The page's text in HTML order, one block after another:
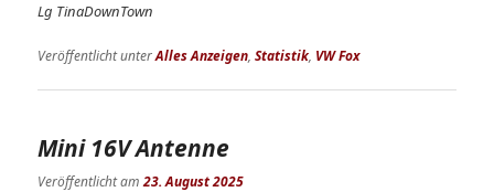
Lg TinaDownTown
Veröffentlicht unterAlles Anzeigen,Statistik, VW Fox
Mini 16V Antenne
Veröffentlicht am23. August 2025